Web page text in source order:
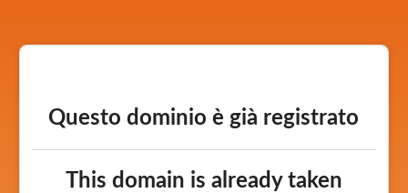
Questo dominio è già registrato
This domain is already taken